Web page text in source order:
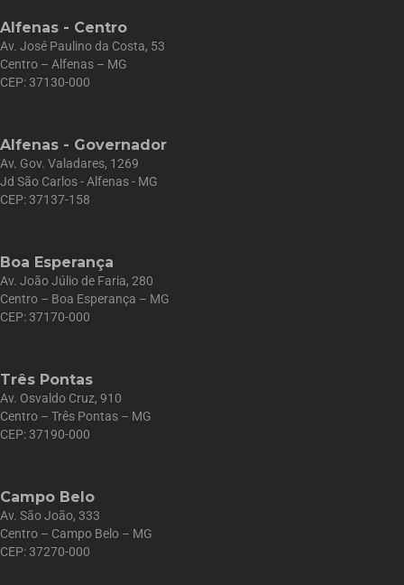
Alfenas - Centro
Av. José Paulino da Costa, 53
Centro – Alfenas – MG
CEP: 37130-000
Alfenas - Governador
Av. Gov. Valadares, 1269
Jd São Carlos - Alfenas - MG
CEP: 37137-158
Boa Esperança
Av. João Júlio de Faria, 280
Centro – Boa Esperança – MG
CEP: 37170-000
Três Pontas
Av. Osvaldo Cruz, 910
Centro – Três Pontas – MG
CEP: 37190-000
Campo Belo
Av. São João, 333
Centro – Campo Belo – MG
CEP: 37270-000